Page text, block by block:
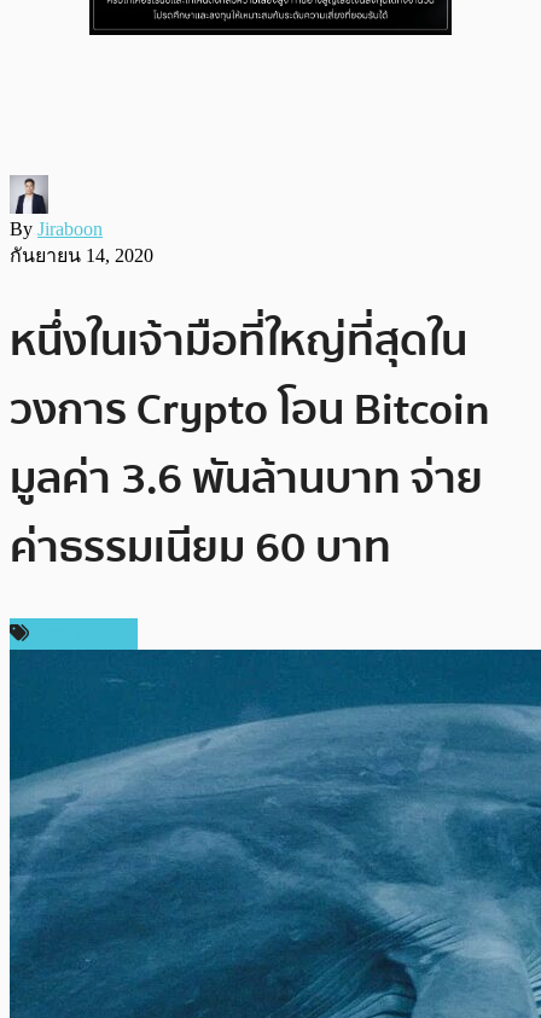
By Jiraboon
กันยายน 14, 2020
หนึ่งในเจ้ามือที่ใหญ่ที่สุดใน
วงการ Crypto โอน Bitcoin
มูลค่า 3.6 พันล้านบาท จ่าย
ค่าธรรมเนียม 60 บาท